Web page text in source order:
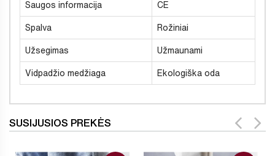
Saugos informacija CE
Spalva Rožiniai
Užsegimas Užmaunami
Vidpadžio medžiaga Ekologiška oda
SUSIJUSIOS PREKĖS